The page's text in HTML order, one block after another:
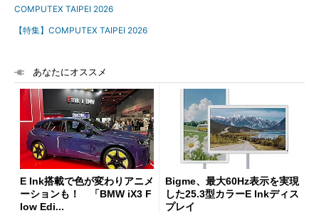
COMPUTEX TAIPEI 2026
【特集】COMPUTEX TAIPEI 2026
あなたにオススメ
E Ink搭載で色が変わりアニメ
ーションも！ 「BMW iX3 F
low Edi...
Bigme、最大60Hz表示を実現
した25.3型カラーE Inkディス
プレイ